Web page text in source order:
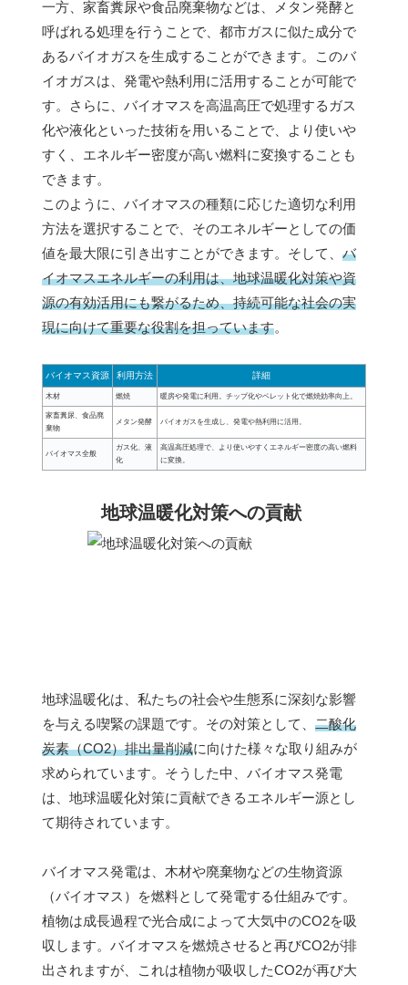
一方、家畜糞尿や食品廃棄物などは、メタン発酵と
呼ばれる処理を行うことで、都市ガスに似た成分で
あるバイオガスを生成することができます。このバ
イオガスは、発電や熱利用に活用することが可能で
す。さらに、バイオマスを高温高圧で処理するガス
化や液化といった技術を用いることで、より使いや
すく、エネルギー密度が高い燃料に変換することも
できます。
このように、バイオマスの種類に応じた適切な利用
方法を選択することで、そのエネルギーとしての価
値を最大限に引き出すことができます。そして、 バ
イオマスエネルギーの利用は、地球温暖化対策や資
源の有効活用にも繋がるため、持続可能な社会の実
現に向けて重要な役割を担っています。
バイオマス資源 利用方法 詳細
木材 燃焼 暖房や発電に利用。チップ化やペレット化で燃焼効率向上。
家畜糞尿、食品廃
棄物
メタン発酵 バイオガスを生成し、発電や熱利用に活用。
バイオマス全般
ガス化、液
化
高温高圧処理で、より使いやすくエネルギー密度の高い燃料
に変換。
地球温暖化対策への貢献
地球温暖化は、私たちの社会や生態系に深刻な影響
を与える喫緊の課題です。その対策として、 二酸化
炭素（CO2）排出量削減に向けた様々な取り組みが
求められています。そうした中、バイオマス発電
は、地球温暖化対策に貢献できるエネルギー源とし
て期待されています。
バイオマス発電は、木材や廃棄物などの生物資源
（バイオマス）を燃料として発電する仕組みです。
植物は成長過程で光合成によって大気中のCO2を吸
収します。バイオマスを燃焼させると再びCO2が排
出されますが、これは植物が吸収したCO2が再び大